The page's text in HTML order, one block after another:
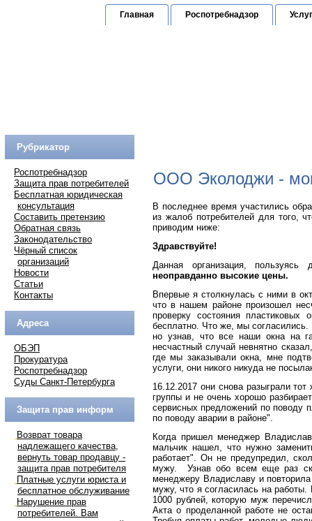
Главная Роспотребнадзор
Рубрикатор
Роспотребнадзор
Защита прав потребителей
Бесплатная юридическая
консультация
Составить претензию
Обратная связь
Законодательство
Чёрный список
организаций
Новости
Статьи
Контакты
Адреса
ОБЭП
Прокуратура
Роспотребнадзор
Суды Санкт-Петербурга
Защита прав информ
Возврат товара
надлежащего качества,
вернуть товар продавцу -
защита прав потребителя
Платные услуги юриста и
бесплатное обслуживание
Нарушение прав
потребителей. Вам
ООО Эколоджи -
В последнее время участились
из жалоб потребителей для того,
приводим ниже:
Здравствуйте!
Данная организация,
неоправданно высокие цены.
Впервые я столкнулась с ними в
что в нашем районе произошел
проверку состояния пластиковых
бесплатно. Что же, мы согласились.
но узнав, что все наши окна на
несчастный случай невнятно
где мы заказывали окна, мне
услуги, они никого никуда не
16.12.2017 они снова разыграли
группы и не очень хорошо
сервисных предложений по поводу
по поводу аварии в районе".
Когда пришел менеджер
мальчик нашел, что нужно
работает". Он не предупредил,
мужу. Узнав обо всем еще раз
менеджеру Владиславу и
мужу, что я согласилась на
1000 рублей, которую муж
Акта о проделанной работе не